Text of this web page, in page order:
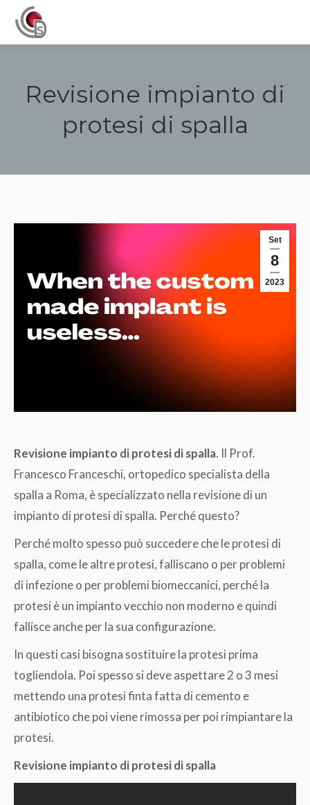
Revisione impianto di
protesi di spalla
Set
8
2023
Revisione impianto di protesi di spalla. Il Prof.
Francesco Franceschi, ortopedico specialista della
spalla a Roma, è specializzato nella revisione di un
impianto di protesi di spalla. Perché questo?
Perché molto spesso può succedere che le protesi di
spalla, come le altre protesi, falliscano o per problemi
di infezione o per problemi biomeccanici, perché la
protesi è un impianto vecchio non moderno e quindi
fallisce anche per la sua configurazione.
In questi casi bisogna sostituire la protesi prima
togliendola. Poi spesso si deve aspettare 2 o 3 mesi
mettendo una protesi finta fatta di cemento e
antibiotico che poi viene rimossa per poi rimpiantare la
protesi.
Revisione impianto di protesi di spalla